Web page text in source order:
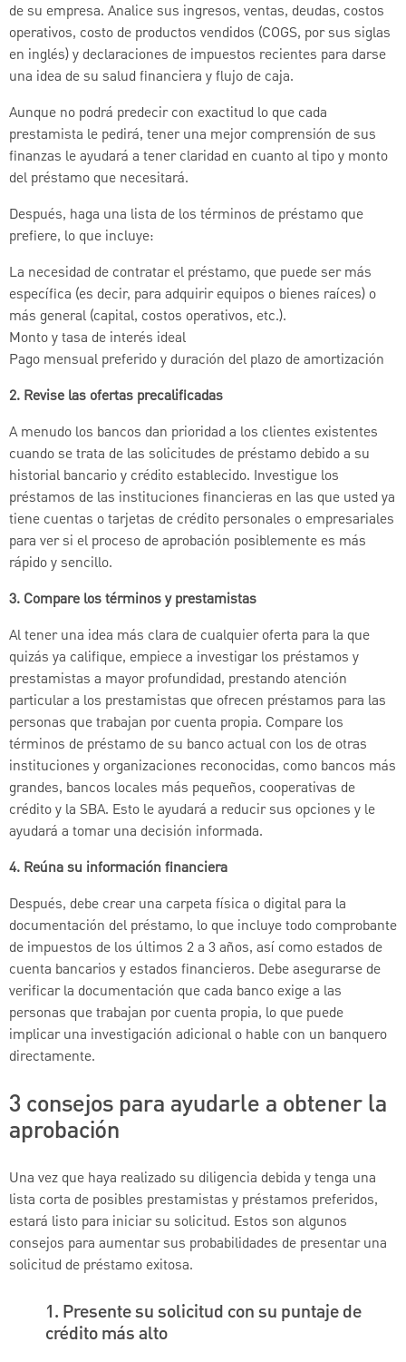
de su empresa. Analice sus ingresos, ventas, deudas, costos
operativos, costo de productos vendidos (COGS, por sus siglas
en inglés) y declaraciones de impuestos recientes para darse
una idea de su salud financiera y flujo de caja.
Aunque no podrá predecir con exactitud lo que cada
prestamista le pedirá, tener una mejor comprensión de sus
finanzas le ayudará a tener claridad en cuanto al tipo y monto
del préstamo que necesitará.
Después, haga una lista de los términos de préstamo que
prefiere, lo que incluye:
La necesidad de contratar el préstamo, que puede ser más
específica (es decir, para adquirir equipos o bienes raíces) o
más general (capital, costos operativos, etc.).
Monto y tasa de interés ideal
Pago mensual preferido y duración del plazo de amortización
2. Revise las ofertas precalificadas
A menudo los bancos dan prioridad a los clientes existentes
cuando se trata de las solicitudes de préstamo debido a su
historial bancario y crédito establecido. Investigue los
préstamos de las instituciones financieras en las que usted ya
tiene cuentas o tarjetas de crédito personales o empresariales
para ver si el proceso de aprobación posiblemente es más
rápido y sencillo.
3. Compare los términos y prestamistas
Al tener una idea más clara de cualquier oferta para la que
quizás ya califique, empiece a investigar los préstamos y
prestamistas a mayor profundidad, prestando atención
particular a los prestamistas que ofrecen préstamos para las
personas que trabajan por cuenta propia. Compare los
términos de préstamo de su banco actual con los de otras
instituciones y organizaciones reconocidas, como bancos más
grandes, bancos locales más pequeños, cooperativas de
crédito y la SBA. Esto le ayudará a reducir sus opciones y le
ayudará a tomar una decisión informada.
4. Reúna su información financiera
Después, debe crear una carpeta física o digital para la
documentación del préstamo, lo que incluye todo comprobante
de impuestos de los últimos 2 a 3 años, así como estados de
cuenta bancarios y estados financieros. Debe asegurarse de
verificar la documentación que cada banco exige a las
personas que trabajan por cuenta propia, lo que puede
implicar una investigación adicional o hable con un banquero
directamente.
3 consejos para ayudarle a obtener la
aprobación
Una vez que haya realizado su diligencia debida y tenga una
lista corta de posibles prestamistas y préstamos preferidos,
estará listo para iniciar su solicitud. Estos son algunos
consejos para aumentar sus probabilidades de presentar una
solicitud de préstamo exitosa.
1. Presente su solicitud con su puntaje de
crédito más alto